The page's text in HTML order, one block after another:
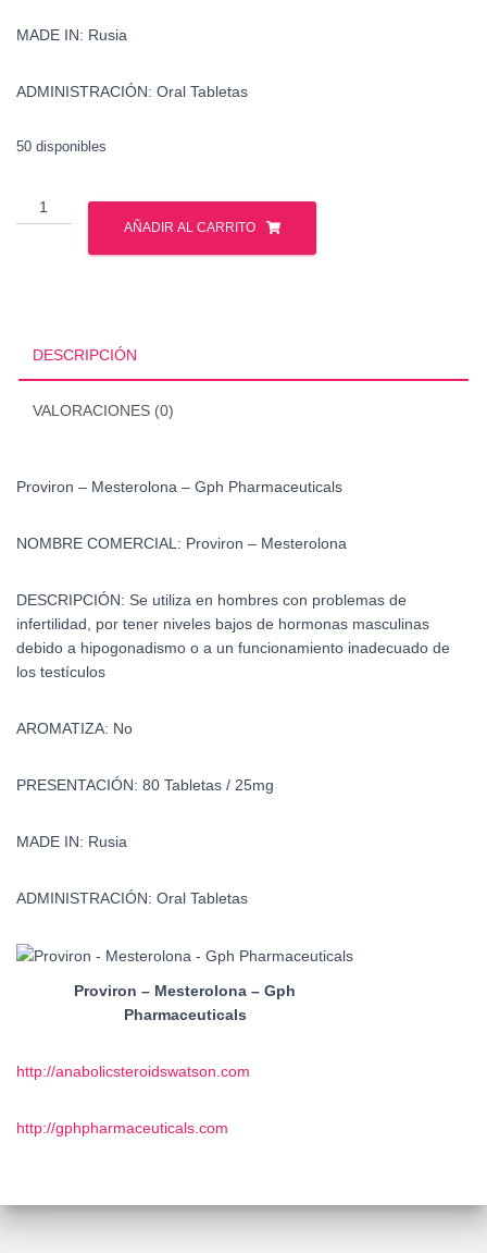
MADE IN: Rusia
ADMINISTRACIÓN: Oral Tabletas
50 disponibles
Proviron
-
Mesterolona
AÑADIR AL CARRITO
DESCRIPCIÓN
VALORACIONES (0)
Proviron – Mesterolona – Gph Pharmaceuticals
NOMBRE COMERCIAL: Proviron – Mesterolona
DESCRIPCIÓN: Se utiliza en hombres con problemas de
infertilidad, por tener niveles bajos de hormonas masculinas
debido a hipogonadismo o a un funcionamiento inadecuado de
los testículos
AROMATIZA: No
PRESENTACIÓN: 80 Tabletas / 25mg
MADE IN: Rusia
ADMINISTRACIÓN: Oral Tabletas
Proviron – Mesterolona – Gph
Pharmaceuticals
http://anabolicsteroidswatson.com
http://gphpharmaceuticals.com